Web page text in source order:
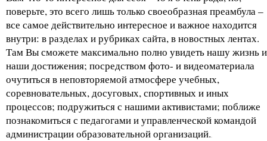
поверьте, это всего лишь только своеобразная преамбула –
все самое действительно интересное и важное находится
внутри: в разделах и рубриках сайта, в новостных лентах.
Там Вы сможете максимально полно увидеть нашу жизнь и
наши достижения; посредством фото- и видеоматериала
очутиться в неповторяемой атмосфере учебных,
соревновательных, досуговых, спортивных и иных
процессов; подружиться с нашими активистами; поближе
познакомиться с педагогами и управленческой командой
администрации образовательной организаций.